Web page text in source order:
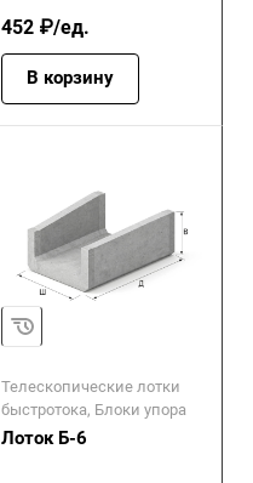
452 ₽/ед.
В корзину
Телескопические лотки
быстротока, Блоки упора
Лоток Б-6